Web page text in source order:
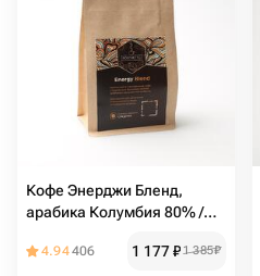
Кофе Энерджи Бленд,
арабика Колумбия 80% /
(помол по запросу)
4.94406 1 177₽1 385₽